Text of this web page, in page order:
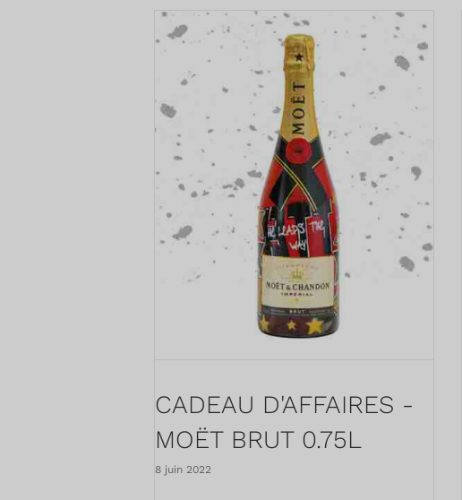
CADEAU D'AFFAIRES -
MOËT BRUT 0.75L
8 juin 2022